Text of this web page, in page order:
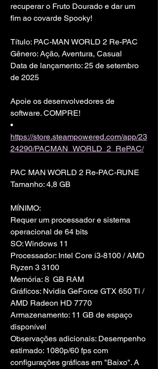
recuperar o Fruto Dourado e dar um
fim ao covarde Spooky!
Título: PAC-MAN WORLD 2 Re-PAC
Gênero: Ação, Aventura, Casual
Data de lançamento: 25 de setembro
de 2025
Apoie os desenvolvedores de
software. COMPRE!
•
https://store.steampowered.com/app/23
24290/PACMAN_WORLD_2_RePAC/
PAC MAN WORLD 2 Re-PAC-RUNE
Tamanho: 4,8 GB
MÍNIMO:
Requer um processador e sistema
operacional de 64 bits
SO: Windows 11
Processador: Intel Core i3-8100 / AMD
Ryzen 3 3100
Memória:８ GB RAM
Gráficos: Nvidia GeForce GTX 650 Ti /
AMD Radeon HD 7770
Armazenamento: 11 GB de espaço
disponível
Observações adicionais: Desempenho
estimado: 1080p/60 fps com
configurações gráficas em "Baixo". A